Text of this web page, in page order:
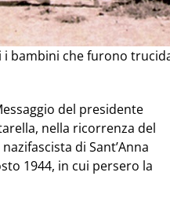
i bambini che furono
del presidente
nella ricorrenza del
di Sant’Anna
1944, in cui persero la